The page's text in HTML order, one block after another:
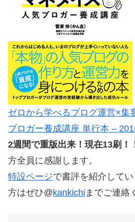
ゼロから学べるブログ運営×集
ブロガー養成講座 単行本 –
2週間で重版出来！現在13刷！
方全員に感謝します。
特設ページで書評を紹介して
方はぜひ@kankichi までご連絡